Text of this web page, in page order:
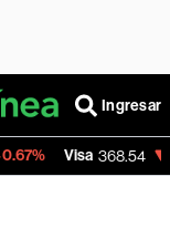
Ingresar
-0.28%